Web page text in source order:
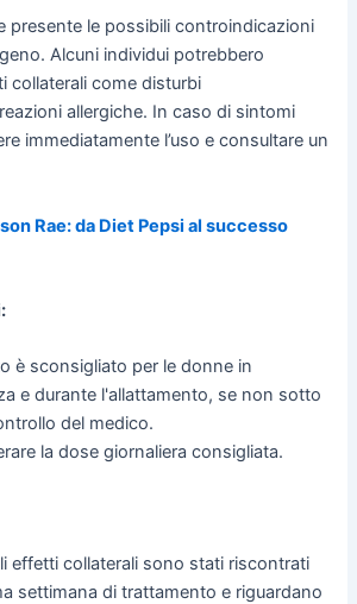
presente le possibili controindicazioni
Alcuni individui potrebbero
collaterali come disturbi
allergiche. In caso di sintomi
immediatamente l’uso e consultare un
Rae: da Diet Pepsi al successo
è sconsigliato per le donne in
e durante l'allattamento, se non sotto
del medico.
la dose giornaliera consigliata.
effetti collaterali sono stati riscontrati
settimana di trattamento e riguardano